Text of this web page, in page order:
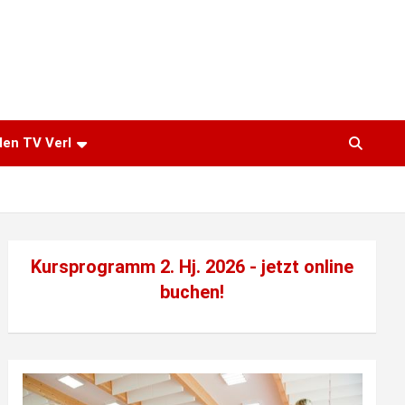
TV Verl
Kursprogramm 2. Hj. 2026 - jetzt online
buchen!